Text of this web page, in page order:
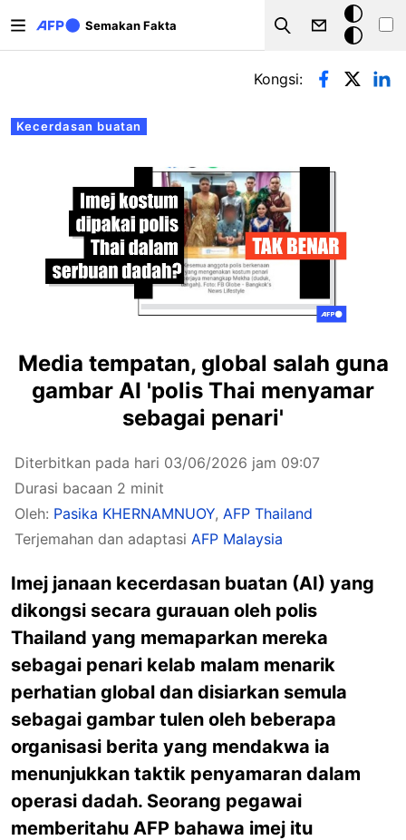
Semakan Fakta
Search
Mod
gelap
Tab-tab utama
Kecerdasan buatan
Kongsi:
Media tempatan, global salah guna
gambar AI 'polis Thai menyamar
sebagai penari'
Diterbitkan pada hari 03/06/2026 jam 09:07
Durasi bacaan 2 minit
Oleh: Pasika KHERNAMNUOY, AFP Thailand
Terjemahan dan adaptasi AFP Malaysia
Imej janaan kecerdasan buatan (AI) yang
dikongsi secara gurauan oleh polis
Thailand yang memaparkan mereka
sebagai penari kelab malam menarik
perhatian global dan disiarkan semula
sebagai gambar tulen oleh beberapa
organisasi berita yang mendakwa ia
menunjukkan taktik penyamaran dalam
operasi dadah. Seorang pegawai
memberitahu AFP bahawa imej itu